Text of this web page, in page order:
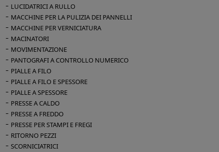
LUCIDATRICI A RULLO
MACCHINE PER LA PULIZIA DEI PANNELLI
MACCHINE PER VERNICIATURA
MACINATORI
MOVIMENTAZIONE
PANTOGRAFI A CONTROLLO NUMERICO
PIALLE A FILO
PIALLE A FILO E SPESSORE
PIALLE A SPESSORE
PRESSE A CALDO
PRESSE A FREDDO
PRESSE PER STAMPI E FREGI
RITORNO PEZZI
SCORNICIATRICI